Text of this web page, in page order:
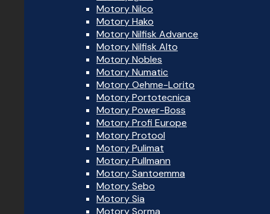
Motory Nilco
Motory Hako
Motory Nilfisk Advance
Motory Nilfisk Alto
Motory Nobles
Motory Numatic
Motory Oehme-Lorito
Motory Portotecnica
Motory Power-Boss
Motory Profi Europe
Motory Protool
Motory Pulimat
Motory Pullmann
Motory Santoemma
Motory Sebo
Motory Sia
Motory Sorma